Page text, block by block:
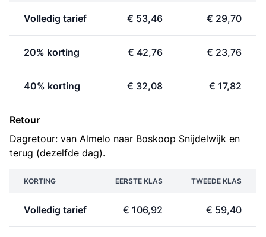
Volledig tarief € 53,46 € 29,70
20% korting € 42,76 € 23,76
40% korting € 32,08 € 17,82
Retour
Dagretour: van Almelo naar Boskoop Snijdelwijk en
terug (dezelfde dag).
KORTING EERSTE KLAS TWEEDE KLAS
Volledig tarief € 106,92 € 59,40